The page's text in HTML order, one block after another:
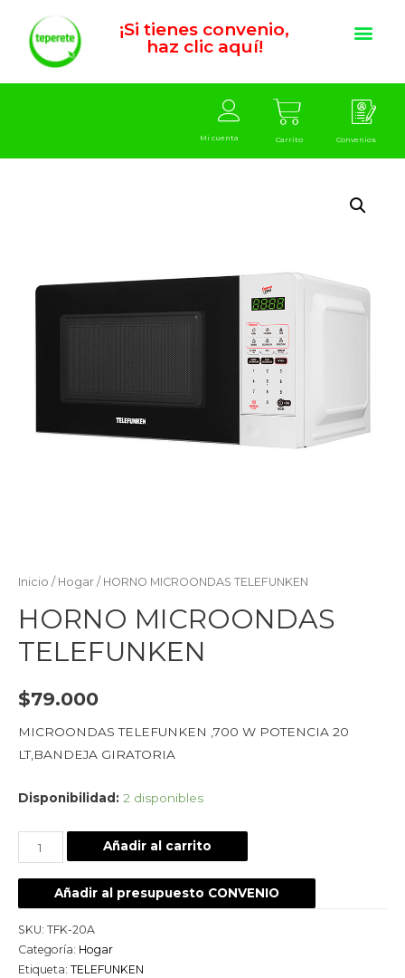
¡Si tienes convenio,
haz clic aquí!
Mi cuenta Carrito Convenios
Inicio / Hogar / HORNO MICROONDAS TELEFUNKEN
HORNO MICROONDAS
TELEFUNKEN
$79.000
MICROONDAS TELEFUNKEN ,700 W POTENCIA 20
LT,BANDEJA GIRATORIA
Disponibilidad: 2 disponibles
Añadir al carrito
Añadir al presupuesto CONVENIO
SKU: TFK-20A
Categoría: Hogar
Etiqueta: TELEFUNKEN